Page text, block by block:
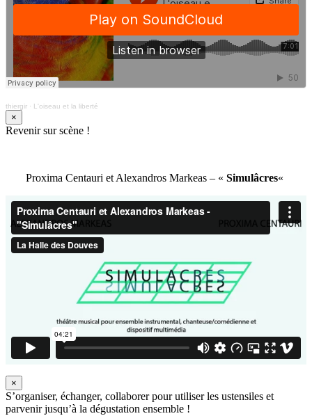
thiergir · L'oiseau et la liberté
×
Revenir sur scène !
Proxima Centauri et Alexandros Markeas – « Simulâcres«
×
S’organiser, échanger, collaborer pour utiliser les ustensiles et
parvenir jusqu’à la dégustation ensemble !